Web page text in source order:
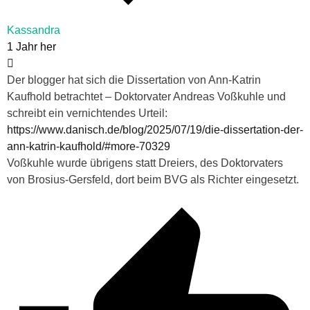
Kassandra
1 Jahr her
Der blogger hat sich die Dissertation von Ann-Katrin
Kaufhold betrachtet – Doktorvater Andreas Voßkuhle und
schreibt ein vernichtendes Urteil:
https://www.danisch.de/blog/2025/07/19/die-dissertation-der-
ann-katrin-kaufhold/#more-70329
Voßkuhle wurde übrigens statt Dreiers, des Doktorvaters
von Brosius-Gersfeld, dort beim BVG als Richter eingesetzt.